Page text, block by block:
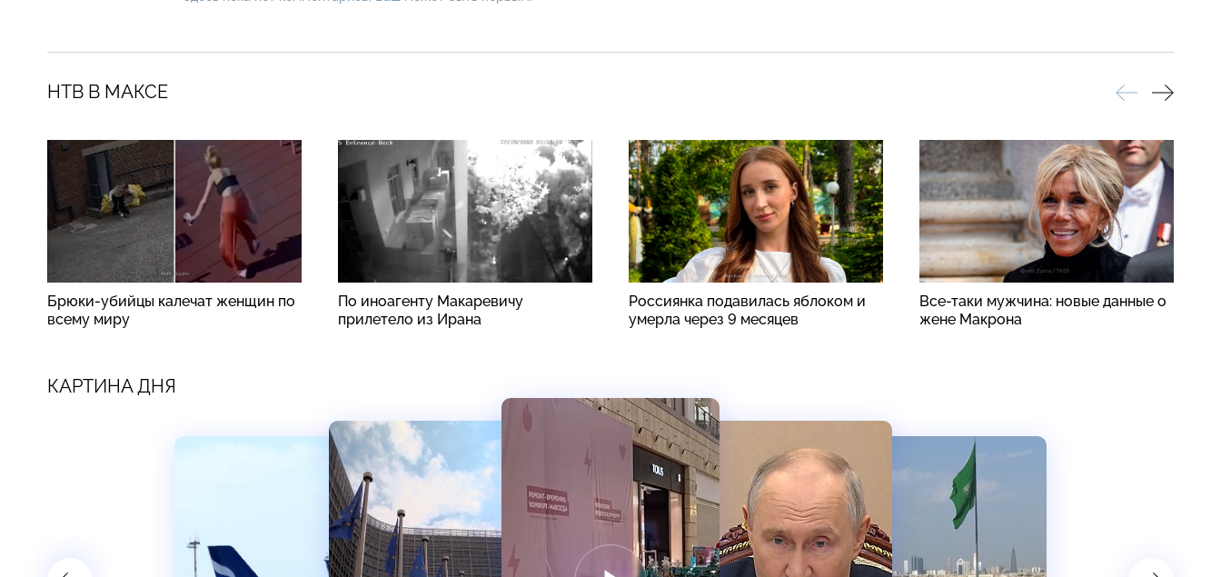
НТВ В МАКСЕ
Брюки-убийцы калечат женщин по
всему миру
По иноагенту Макаревичу
прилетело из Ирана
Россиянка подавилась яблоком и
умерла через 9 месяцев
Все-таки мужчина: новые данные о
жене Макрона
КАРТИНА ДНЯ